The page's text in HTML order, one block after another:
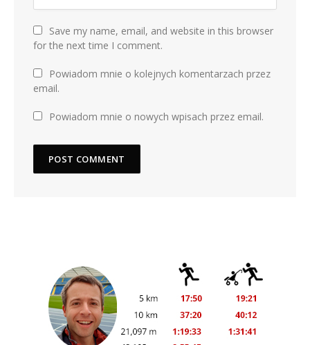
Save my name, email, and website in this browser
for the next time I comment.
Powiadom mnie o kolejnych komentarzach przez
email.
Powiadom mnie o nowych wpisach przez email.